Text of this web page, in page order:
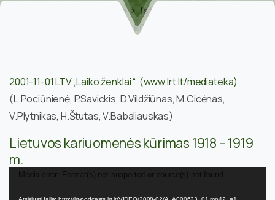
Veikla
Istorinė atmintis
Lietuvos kariuomenės kūrimas 1918 –1919 m. Laiko
2001-11-01 LTV „Laiko ženklai “ (www.lrt.lt/mediateka)
(L.Pociūnienė, P.Savickis, D.Vildžiūnas, M.Cicėnas,
V.Plytnikas, H.Štutas, V.Babaliauskas)
Lietuvos kariuomenės kūrimas 1918 – 1919
m.
Video
Media error: Format(s) not supported or source(s) not found